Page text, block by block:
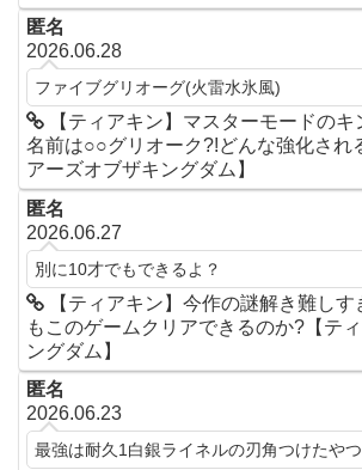
匿名
2026.06.28
ファイブグリオーグ(火雷水氷風)
【ティアキン】マスターモードの
名前は○○グリオーク?!どんな強化され
アーズオブザキングダム】
匿名
2026.06.27
別に10才でもできるよ？
【ティアキン】今作の謎解き難し
もこのゲームクリアできるのか?【テ
ングダム】
匿名
2026.06.23
最強は耐久1白銀ライネルの刃角つけたやつ